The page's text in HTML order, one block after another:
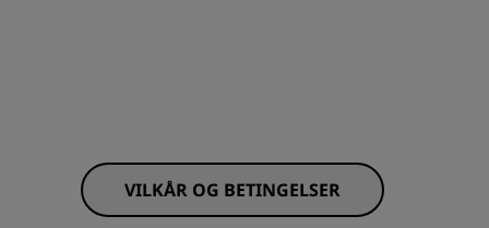
VILKÅR OG BETINGELSER